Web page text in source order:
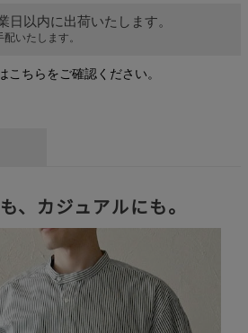
日以内に出荷いたします。
いたします。
こちらをご確認ください。
、カジュアルにも。